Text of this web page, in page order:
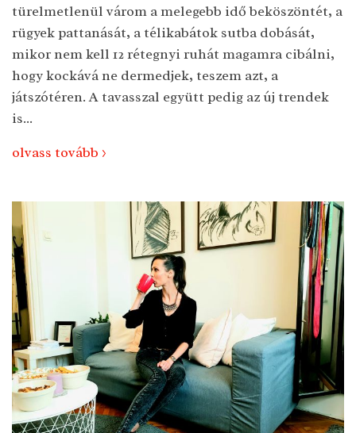
türelmetlenül várom a melegebb idő beköszöntét, a
rügyek pattanását, a télikabátok sutba dobását,
mikor nem kell 12 rétegnyi ruhát magamra cibálni,
hogy kockává ne dermedjek, teszem azt, a
játszótéren. A tavasszal együtt pedig az új trendek
is...
olvass tovább >